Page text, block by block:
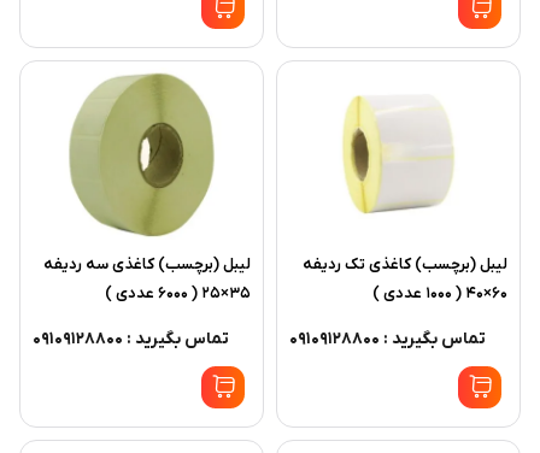
ليبل (برچسب) کاغذی تک رديفه
60×40 ( 1000 عددی )
تماس بگیرید : 09109128800
ليبل (برچسب) کاغذی سه رديفه
35×25 ( 6000 عددی )
تماس بگیرید : 09109128800